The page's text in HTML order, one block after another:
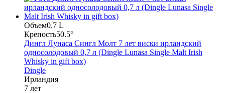
Объем0.7 L
Крепость50.5°
Дингл Лунаса Сингл Молт 7 лет виски ирландский
односолодовый 0,7 л (Dingle Lunasa Single Malt Irish
Whisky in gift box)
Dingle
Ирландия
7 лет